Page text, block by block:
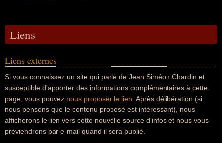
Liens
Liens externes
Si vous connaissez un site qui parle de Jean Siméon Chardin et
susceptible d'apporter des informations complémentaires à cette
page, vous pouvez nous proposer le lien . Après délibération (si
nous pensons que le contenu proposé est intéressant), nous
afficherons le lien vers cette nouvelle source d'infos et nous vous
préviendrons par e-mail quand il sera publié.